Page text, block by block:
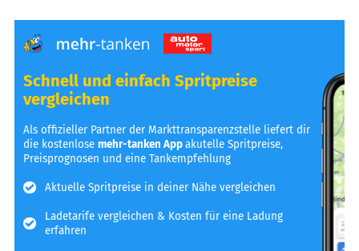
Schnell und einfach Spritpreise
vergleichen
Als offizieller Partner der Markttransparenzstelle liefert dir
die kostenlosemehr-tanken Appakutelle Spritpreise,
Preisprognosen und eine Tankempfehlung
Aktuelle Spritpreise in deiner Nähe vergleichen
Ladetarife vergleichen & Kosten für eine Ladung
erfahren